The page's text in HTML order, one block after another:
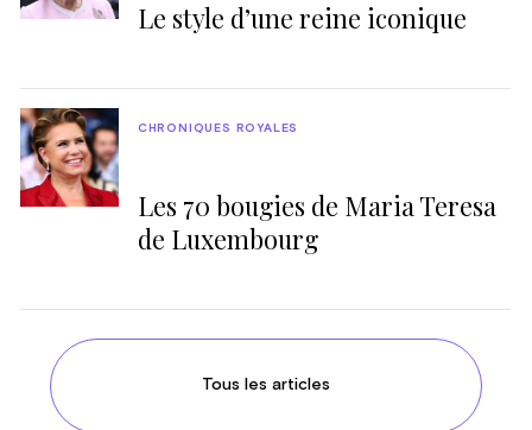
Le style d’une reine iconique
Les 70 bougies de Maria Teresa
de Luxembourg
CHRONIQUES ROYALES
Tous les articles